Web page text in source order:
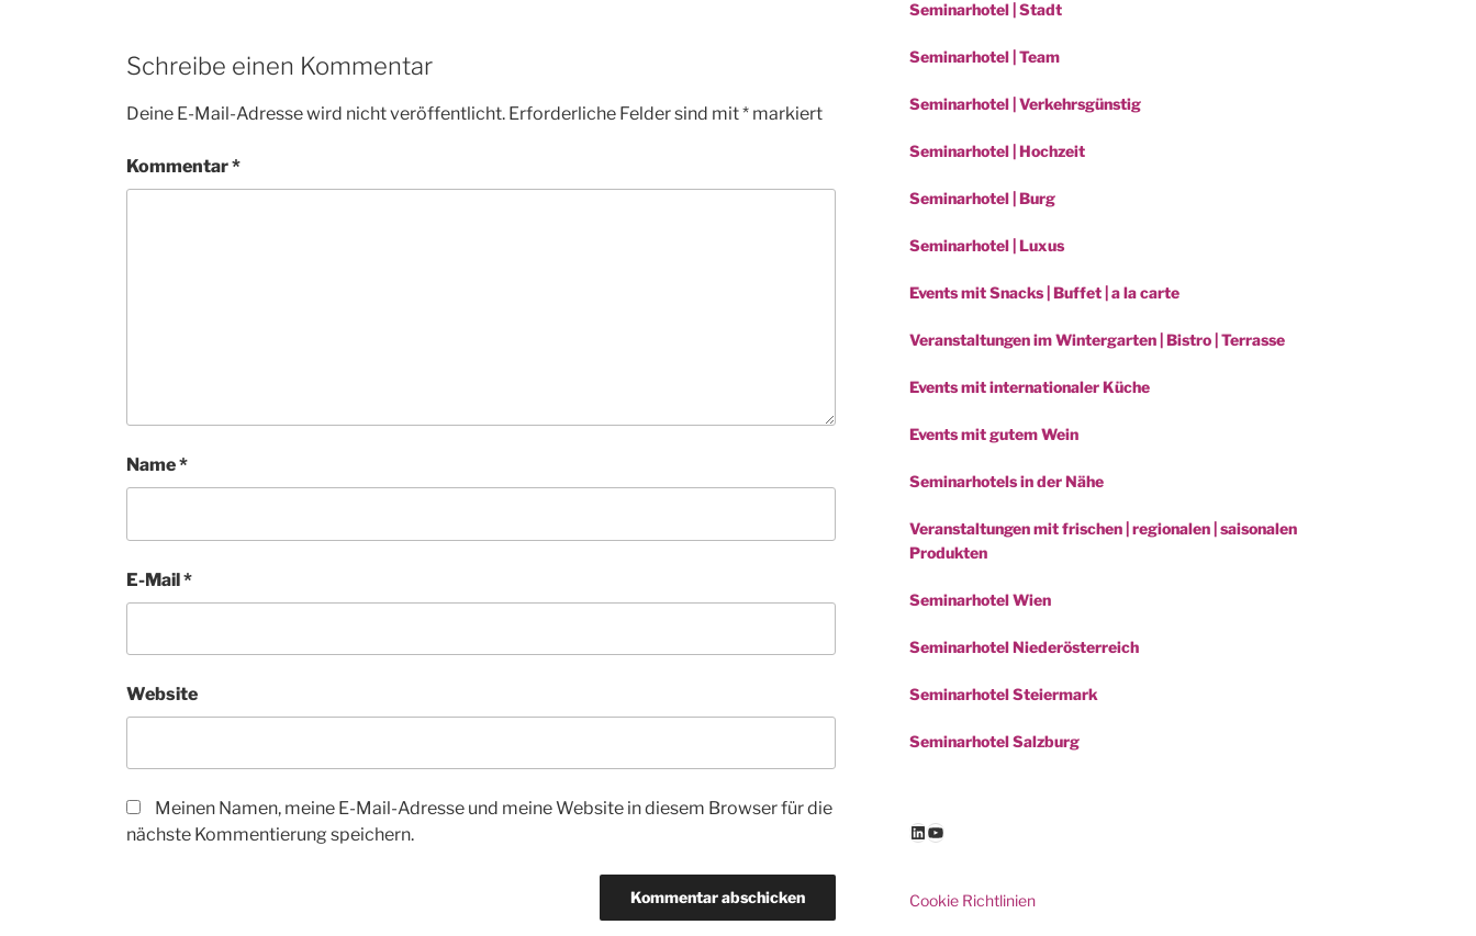
Schreibe einen Kommentar
Deine E-Mail-Adresse wird nicht veröffentlicht. Erforderliche Felder sind mit* markiert
Kommentar*
Name*
E-Mail*
Website
Meinen Namen, meine E-Mail-Adresse und meine Website in diesem Browser für die
nächste Kommentierung speichern.
Seminarhotel | Stadt
Seminarhotel | Team
Seminarhotel | Verkehrsgünstig
Seminarhotel | Hochzeit
Seminarhotel | Burg
Seminarhotel | Luxus
Events mit Snacks | Buffet | a la carte
Veranstaltungen im Wintergarten | Bistro | Terrasse
Events mit internationaler Küche
Events mit gutem Wein
Seminarhotels in der Nähe
Veranstaltungen mit frischen | regionalen | saisonalen
Produkten
Seminarhotel Wien
Seminarhotel Niederösterreich
Seminarhotel Steiermark
Seminarhotel Salzburg
LinkedIn
YouTube
Cookie Richtlinien